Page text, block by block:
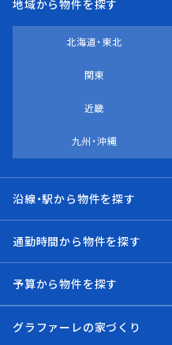
地域から物件を探す
北海道・東北
関東
近畿
九州・沖縄
沿線・駅から物件を探す
通勤時間から物件を探す
予算から物件を探す
グラファーレの家づくり